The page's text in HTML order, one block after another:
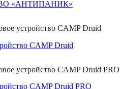
устройство CAMP Druid
устройство CAMP Druid PRO